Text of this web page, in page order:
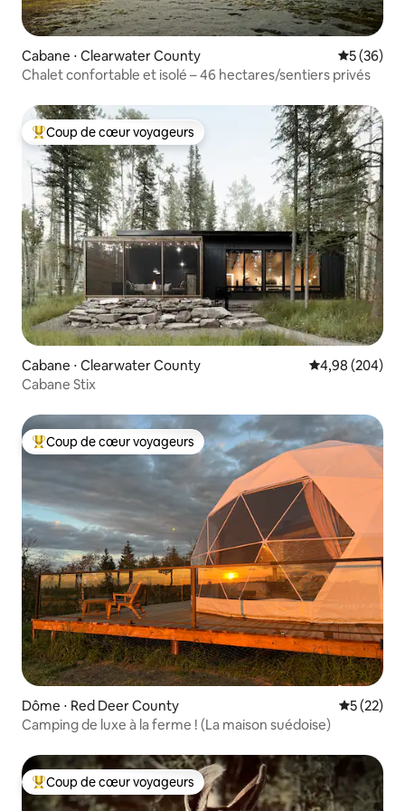
Cabane ⋅ Clearwater County
5 (36)
Chalet confortable et isolé – 46 hectares/sentiers privés
Coups de cœur voyageurs les plus appréciés
Coup de cœur voyageurs
Cabane ⋅ Clearwater County Évaluation
4,98 (204)
Cabane Stix
Coups de cœur voyageurs les plus appréciés
Coup de cœur voyageurs
Dôme ⋅ Red Deer County
5 (22)
Camping de luxe à la ferme ! (La maison suédoise)
Coups de cœur voyageurs les plus appréciés
Coup de cœur voyageurs